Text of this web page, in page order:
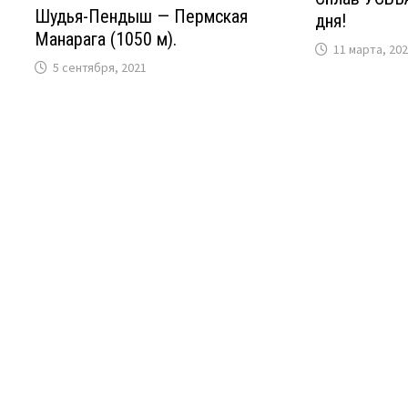
Шудья-Пендыш — Пермская
Манарага (1050 м).
5 сентября, 2021
дня!
11 марта,